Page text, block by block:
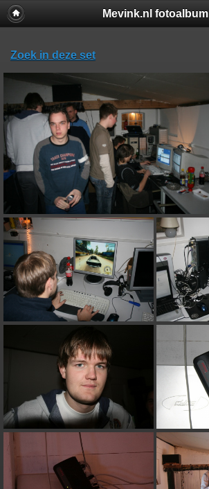
Mevink.nl fotoalbum
Zoek in deze set